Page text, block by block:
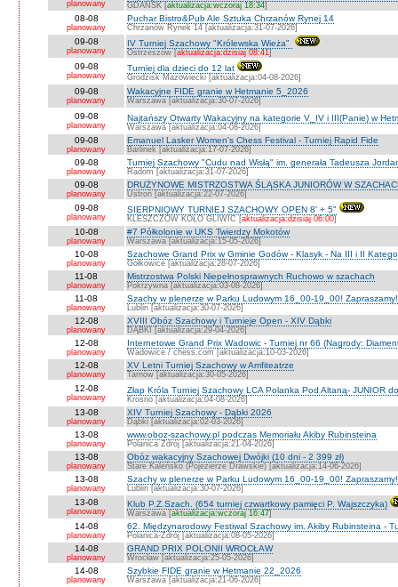
planowany GDAŃSK [aktualizacja:wczoraj 18:34]
08-08
planowany
Puchar Bistro&Pub Ale Sztuka Chrzanów Rynej 14
Chrzanów Rynek 14 [aktualizacja:31-07-2026]
09-08
planowany
IV Turniej Szachowy "Królewska Wieża"
Ostrzeszów [aktualizacja:dzisiaj 08:41]
09-08
planowany
Turniej dla dzieci do 12 lat
Grodzisk Mazowiecki [aktualizacja:04-08-2026]
09-08
planowany
Wakacyjne FIDE granie w Hetmanie 5_2026
Warszawa [aktualizacja:30-07-2026]
09-08
planowany
Najtańszy Otwarty Wakacyjny na kategorie V_IV i III(Panie) w
Warszawa [aktualizacja:04-08-2026]
09-08
planowany
Emanuel Lasker Women's Chess Festival - Turniej Rapid Fide
Barlinek [aktualizacja:17-07-2026]
09-08
planowany
Turniej Szachowy "Cudu nad Wisłą" im. generała Tadeusza
Radom [aktualizacja:31-07-2026]
09-08
planowany
DRUŻYNOWE MISTRZOSTWA ŚLĄSKA JUNIORÓW W
Ustroń [aktualizacja:22-07-2026]
09-08
planowany
SIERPNIOWY TURNIEJ SZACHOWY OPEN 8' + 5"
KLESZCZÓW KOŁO GLIWIC [aktualizacja:dzisiaj 06:00]
10-08
planowany
#7 Półkolonie w UKS Twierdzy Mokotów
Warszawa [aktualizacja:15-05-2026]
10-08
planowany
Szachowe Grand Prix w Gminie Godów - Klasyk - Na III i II
Gołkowice [aktualizacja:28-07-2026]
11-08
planowany
Mistrzostwa Polski Niepełnosprawnych Ruchowo w szachach
Pokrzywna [aktualizacja:03-08-2026]
11-08
planowany
Szachy w plenerze w Parku Ludowym 16_00-19_00! Zapraszamy!
Lublin [aktualizacja:30-07-2026]
12-08
planowany
XVIII Obóz Szachowy i Turnieje Open - XIV Dąbki
DĄBKI [aktualizacja:29-04-2026]
12-08
planowany
Internetowe Grand Prix Wadowic - Turniej nr 66 (Nagrody:
Wadowice / chess.com [aktualizacja:10-03-2026]
12-08
planowany
XV Letni Turniej Szachowy w Amfiteatrze
Tarnów [aktualizacja:30-05-2026]
12-08
planowany
Złap Króla Turniej Szachowy LCA Polanka Pod Altaną- JUNIOR
Krosno [aktualizacja:04-08-2026]
13-08
planowany
XIV Turniej Szachowy - Dąbki 2026
Dąbki [aktualizacja:02-03-2026]
13-08
planowany
www.oboz-szachowy.pl podczas Memoriału Akiby Rubinsteina
Polanica Zdrój [aktualizacja:21-04-2026]
13-08
planowany
Obóz wakacyjny Szachowej Dwójki (10 dni - 2 399 zł)
Stare Kaleńsko (Pojezierze Drawskie) [aktualizacja:14-06-2026]
13-08
planowany
Szachy w plenerze w Parku Ludowym 16_00-19_00! Zapraszamy!
Lublin [aktualizacja:30-07-2026]
13-08
planowany
Klub P.Z.Szach. (654 turniej czwartkowy pamięci P. Wajszczyka)
Warszawa [aktualizacja:wczoraj 16:47]
14-08
planowany
62. Międzynarodowy Festiwal Szachowy im. Akiby Rubinsteina -
Polanica-Zdrój [aktualizacja:08-05-2026]
14-08
planowany
GRAND PRIX POLONII WROCŁAW
Wrocław [aktualizacja:25-05-2026]
14-08
planowany
Szybkie FIDE granie w Hetmanie 22_2026
Warszawa [aktualizacja:21-06-2026]